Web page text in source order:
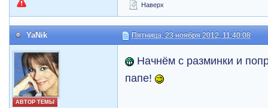
Наверх
YaNik Пятница, 23 ноября 2012, 11:40:08
АВТОР ТЕМЫ
Начнём с разминки и
папе!